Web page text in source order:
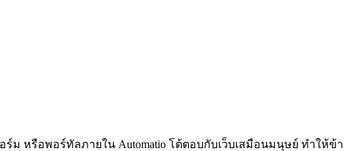
หรือพอร์ทัลภายใน Automatio โต้ตอบกับเว็บเสมือนมนุษย์ ทำให้